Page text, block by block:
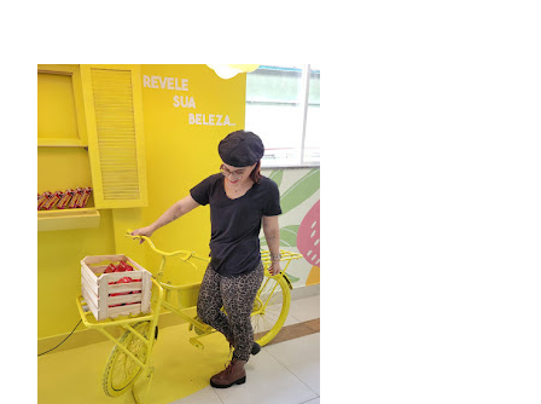
Condicionador
Açucarando: Shampoo
Condicionador Novex